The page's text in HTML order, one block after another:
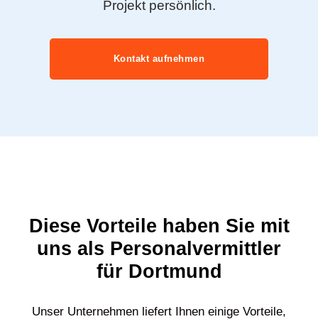
Projekt persönlich.
Kontakt aufnehmen
Diese Vorteile haben Sie mit
uns als Personalvermittler
für Dortmund
Unser Unternehmen liefert Ihnen einige Vorteile,